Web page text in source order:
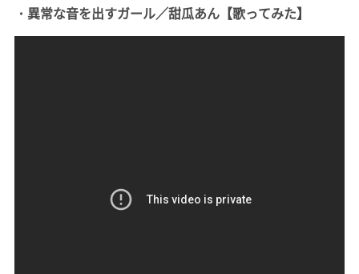
・異常な音を出すガール／甜瓜あん【歌ってみた】